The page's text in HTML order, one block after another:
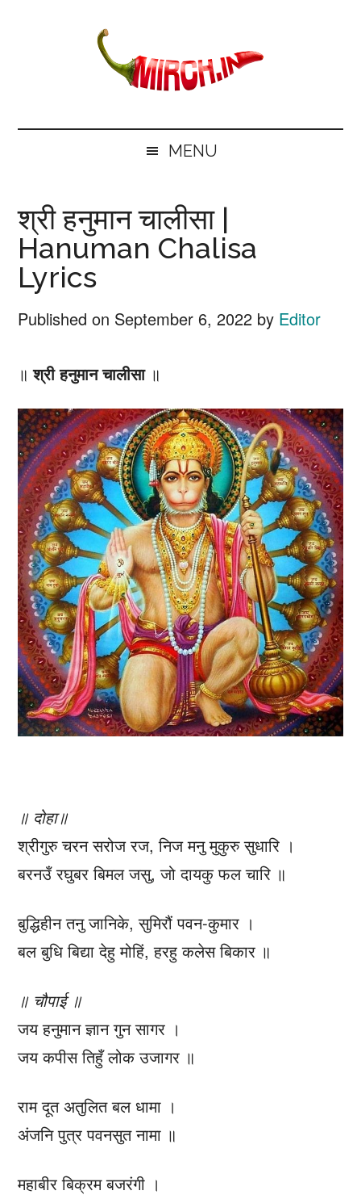
mirch.in
Hindi
MENU
श्री हनुमान चालीसा |
Hanuman Chalisa
Lyrics
Published on September 6, 2022 by Editor
॥श्री हनुमान चालीसा॥
॥ दोहा॥
श्रीगुरु चरन सरोज रज, निज मनु मुकुरु सुधारि ।
बरनउँ रघुबर बिमल जसु, जो दायकु फल चारि ॥
बुद्धिहीन तनु जानिके, सुमिरौं पवन-कुमार ।
बल बुधि बिद्या देहु मोहिं, हरहु कलेस बिकार ॥
॥ चौपाई ॥
जय हनुमान ज्ञान गुन सागर ।
जय कपीस तिहुँ लोक उजागर ॥
राम दूत अतुलित बल धामा ।
अंजनि पुत्र पवनसुत नामा ॥
महाबीर बिक्रम बजरंगी ।